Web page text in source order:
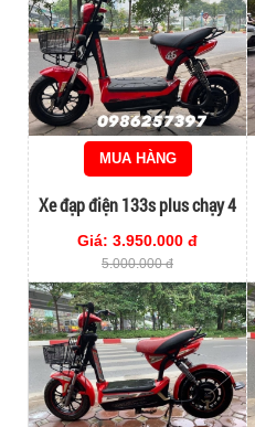
MUA HÀNG
Xe đạp điện 133s plus chạy 4
Giá: 3.950.000 đ
5.000.000 đ